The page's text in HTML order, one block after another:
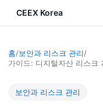
CEEX Korea
홈/보안과 리스크 관리/
가이드: 디지털자산 리스크
보안과 리스크 관리